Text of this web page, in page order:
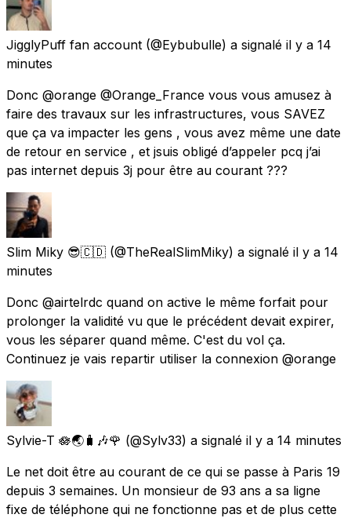
JigglyPuff fan account (@Eybubulle) a signalé il y a 14
minutes
Donc @orange @Orange_France vous vous amusez à
faire des travaux sur les infrastructures, vous SAVEZ
que ça va impacter les gens , vous avez même une date
de retour en service , et jsuis obligé d’appeler pcq j’ai
pas internet depuis 3j pour être au courant ???
Slim Miky 😎🇨🇩 (@TheRealSlimMiky) a signalé il y a 14
minutes
Donc @airtelrdc quand on active le même forfait pour
prolonger la validité vu que le précédent devait expirer,
vous les séparer quand même. C'est du vol ça.
Continuez je vais repartir utiliser la connexion @orange
Sylvie-T 🪷🌏🧳🎶🌹 (@Sylv33) a signalé il y a 14 minutes
Le net doit être au courant de ce qui se passe à Paris 19
depuis 3 semaines. Un monsieur de 93 ans a sa ligne
fixe de téléphone qui ne fonctionne pas et de plus cette